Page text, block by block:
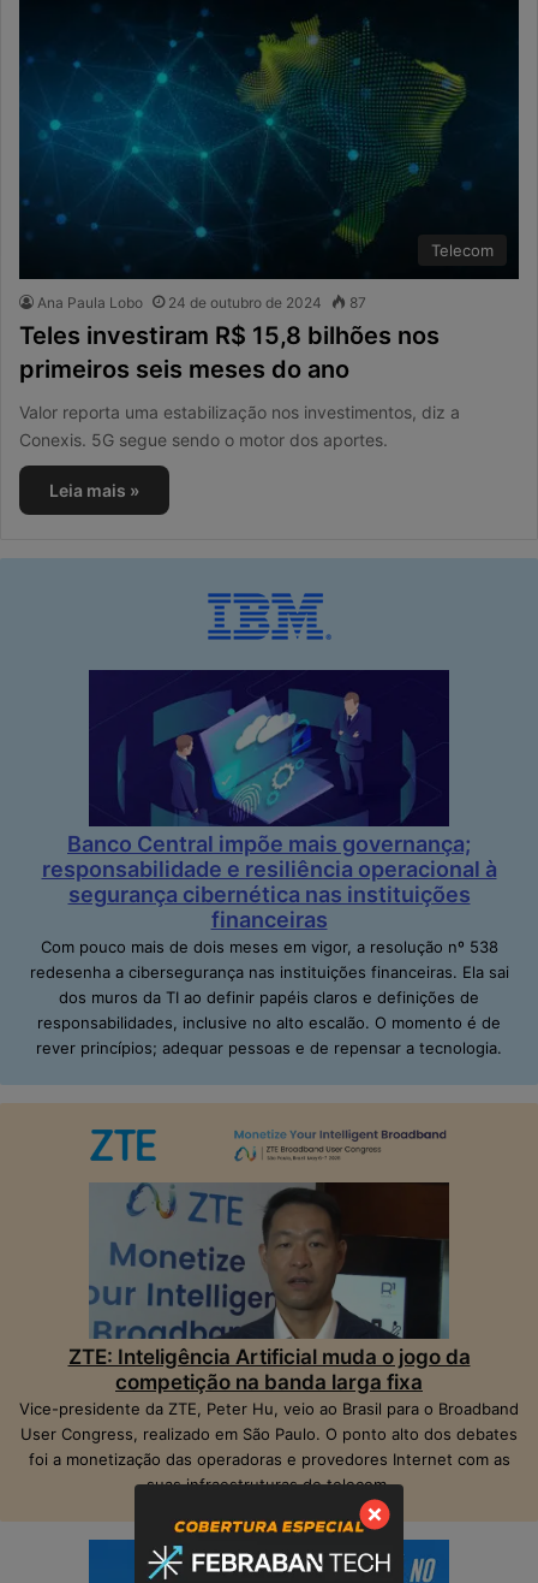
Telecom
Ana Paula Lobo 24 de outubro de 2024 87
Teles investiram R$ 15,8 bilhões nos
primeiros seis meses do ano
Valor reporta uma estabilização nos investimentos, diz a
Conexis. 5G segue sendo o motor dos aportes.
Leia mais »
Banco Central impõe mais governança;
responsabilidade e resiliência operacional à
segurança cibernética nas instituições
financeiras
Com pouco mais de dois meses em vigor, a resolução nº 538
redesenha a cibersegurança nas instituições financeiras. Ela sai
dos muros da TI ao definir papéis claros e definições de
responsabilidades, inclusive no alto escalão. O momento é de
rever princípios; adequar pessoas e de repensar a tecnologia.
ZTE: Inteligência Artificial muda o jogo da
competição na banda larga fixa
Vice-presidente da ZTE, Peter Hu, veio ao Brasil para o Broadband
User Congress, realizado em São Paulo. O ponto alto dos debates
foi a monetização das operadoras e provedores Internet com as
suas infraestruturas de telecom.